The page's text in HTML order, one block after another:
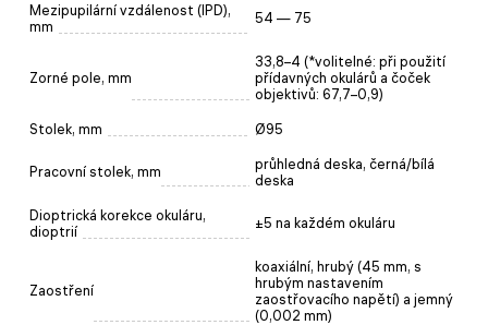
Mezipupilární vzdálenost (IPD),
mm
54 — 75
Zorné pole, mm
33,8–4 (*volitelné: při použití
přídavných okulárů a čoček
objektivů: 67,7–0,9)
Stolek, mm Ø95
Pracovní stolek, mm
průhledná deska, černá/bílá
deska
Dioptrická korekce okuláru,
dioptrií
±5 na každém okuláru
Zaostření
koaxiální, hrubý (45 mm, s
hrubým nastavením
zaostřovacího napětí) a jemný
(0,002 mm)